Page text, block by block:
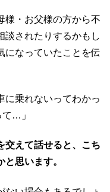
様・お父様の方から不
談されたりするかもし
になっていたことを伝
に乗れないってわかっ
…」
交えて話せると、こち
思います。